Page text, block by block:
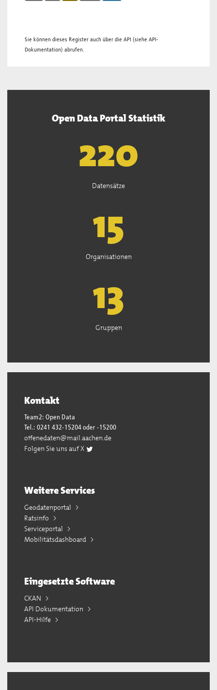
Sie können dieses Register auch über die API (siehe API-
Dokumentation) abrufen.
Open Data Portal Statistik
222
Datensätze
15
Organisationen
13
Gruppen
Kontakt
Team2: Open Data
Tel.: 0241 432-15204 oder -15200
offenedaten@mail.aachen.de
Folgen Sie uns auf X
Weitere Services
Geodatenportal
Ratsinfo
Serviceportal
Mobilitätsdashboard
Eingesetzte Software
CKAN
API Dokumentation
API-Hilfe